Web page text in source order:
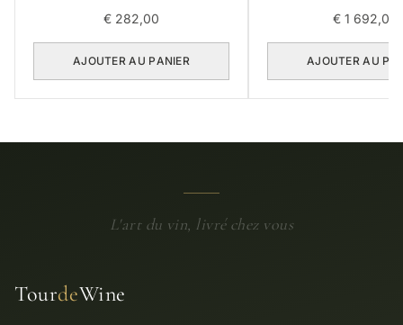
€ 282,00
AJOUTER AU PANIER
€ 1 692,00
AJOUTER AU
L'art du vin, livré chez vous
TourdeWine